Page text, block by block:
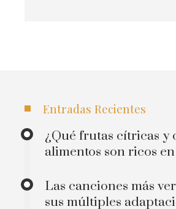
Entradas Recientes
¿Qué frutas cítricas y
alimentos son ricos
Las canciones más
sus múltiples